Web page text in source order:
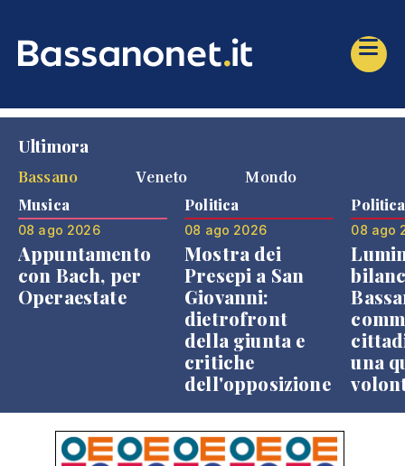
Ultimora
Bassano
Veneto Mondo
Musica
08 ago 2026
Appuntamento
con Bach, per
Operaestate
Politica
08 ago 2026
Mostra dei
Presepi a San
Giovanni:
dietrofront
della giunta e
critiche
dell'opposizione
Politica
08 ago
una